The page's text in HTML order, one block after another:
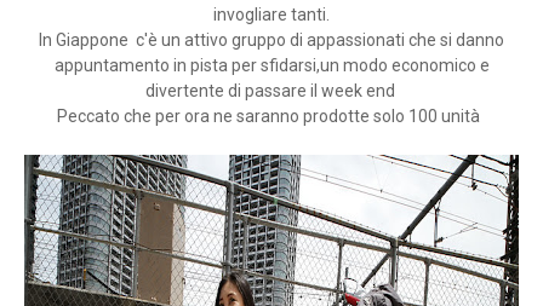
invogliare tanti.
In Giappone c'è un attivo gruppo di appassionati che si danno
appuntamento in pista per sfidarsi,un modo economico e
divertente di passare il week end
Peccato che per ora ne saranno prodotte solo 100 unità